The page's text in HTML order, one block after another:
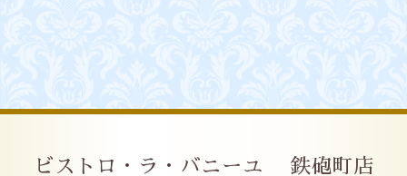
ビストロ・ラ・バニーユ 鉄砲町店